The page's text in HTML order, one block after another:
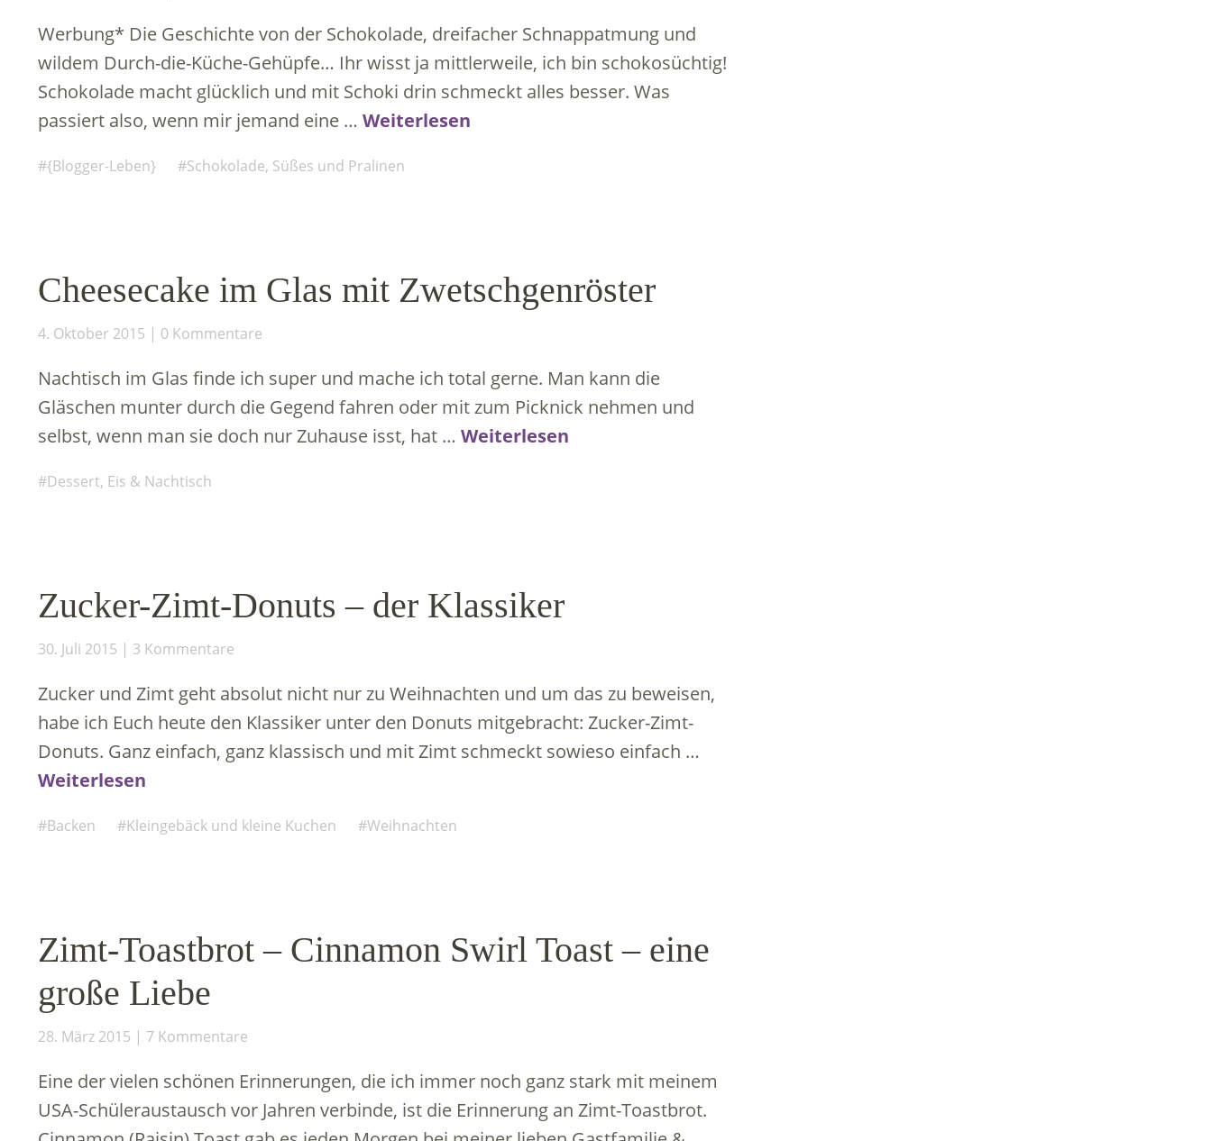
Werbung* Die Geschichte von der Schokolade, dreifacher Schnappatmung und
wildem Durch-die-Küche-Gehüpfe… Ihr wisst ja mittlerweile, ich bin schokosüchtig!
Schokolade macht glücklich und mit Schoki drin schmeckt alles besser. Was
passiert also, wenn mir jemand eine … Weiterlesen
{Blogger-Leben} Schokolade, Süßes und Pralinen
Cheesecake im Glas mit Zwetschgenröster
4. Oktober 2015 0 Kommentare
Nachtisch im Glas finde ich super und mache ich total gerne. Man kann die
Gläschen munter durch die Gegend fahren oder mit zum Picknick nehmen und
selbst, wenn man sie doch nur Zuhause isst, hat … Weiterlesen
Dessert, Eis & Nachtisch
Zucker-Zimt-Donuts – der Klassiker
30. Juli 2015 3 Kommentare
Zucker und Zimt geht absolut nicht nur zu Weihnachten und um das zu beweisen,
habe ich Euch heute den Klassiker unter den Donuts mitgebracht: Zucker-Zimt-
Donuts. Ganz einfach, ganz klassisch und mit Zimt schmeckt sowieso einfach …
Weiterlesen
Backen Kleingebäck und kleine Kuchen Weihnachten
Zimt-Toastbrot – Cinnamon Swirl Toast – eine
große Liebe
28. März 2015 7 Kommentare
Eine der vielen schönen Erinnerungen, die ich immer noch ganz stark mit meinem
USA-Schüleraustausch vor Jahren verbinde, ist die Erinnerung an Zimt-Toastbrot.